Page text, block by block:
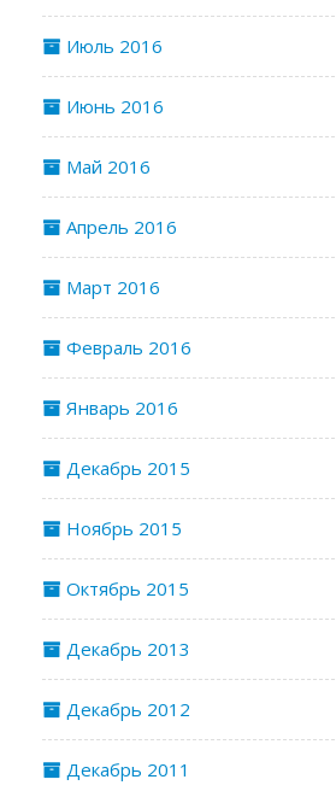
Июль 2016
Июнь 2016
Май 2016
Апрель 2016
Март 2016
Февраль 2016
Январь 2016
Декабрь 2015
Ноябрь 2015
Октябрь 2015
Декабрь 2013
Декабрь 2012
Декабрь 2011